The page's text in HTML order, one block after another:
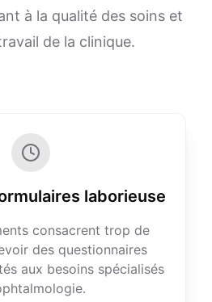
à la qualité des soins et
de la clinique.
laborieuse
consacrent trop de
des questionnaires
aux besoins spécialisés